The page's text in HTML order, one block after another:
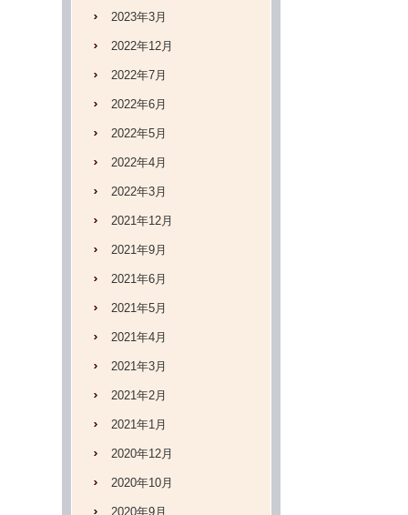
2023年3月
2022年12月
2022年7月
2022年6月
2022年5月
2022年4月
2022年3月
2021年12月
2021年9月
2021年6月
2021年5月
2021年4月
2021年3月
2021年2月
2021年1月
2020年12月
2020年10月
2020年9月